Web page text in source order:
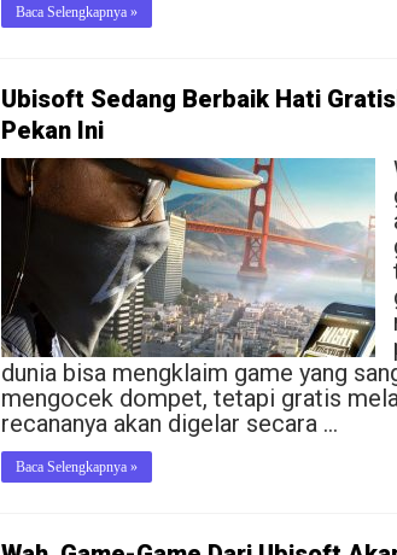
Baca Selengkapnya »
Ubisoft Sedang Berbaik Hati
Pekan Ini
dunia bisa mengklaim game yang
mengocek dompet, tetapi gratis
recananya akan digelar secara …
Baca Selengkapnya »